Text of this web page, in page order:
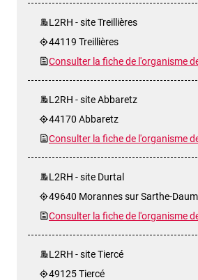
L2RH - site Treillières
44119 Treillières
Consulter la fiche de l'organisme
L2RH - site Abbaretz
44170 Abbaretz
Consulter la fiche de l'organisme
L2RH - site Durtal
49640 Morannes sur Sarthe-
Consulter la fiche de l'organisme
L2RH - site Tiercé
49125 Tiercé